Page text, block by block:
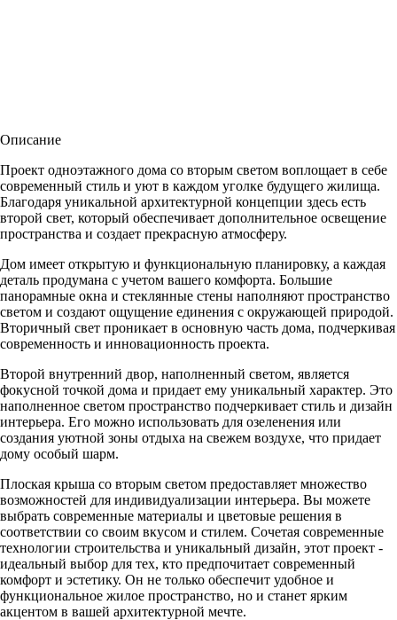
Описание
Проект одноэтажного дома со вторым светом воплощает в себе
современный стиль и уют в каждом уголке будущего жилища.
Благодаря уникальной архитектурной концепции здесь есть
второй свет, который обеспечивает дополнительное освещение
пространства и создает прекрасную атмосферу.
Дом имеет открытую и функциональную планировку, а каждая
деталь продумана с учетом вашего комфорта. Большие
панорамные окна и стеклянные стены наполняют пространство
светом и создают ощущение единения с окружающей природой.
Вторичный свет проникает в основную часть дома, подчеркивая
современность и инновационность проекта.
Второй внутренний двор, наполненный светом, является
фокусной точкой дома и придает ему уникальный характер. Это
наполненное светом пространство подчеркивает стиль и дизайн
интерьера. Его можно использовать для озеленения или
создания уютной зоны отдыха на свежем воздухе, что придает
дому особый шарм.
Плоская крыша со вторым светом предоставляет множество
возможностей для индивидуализации интерьера. Вы можете
выбрать современные материалы и цветовые решения в
соответствии со своим вкусом и стилем. Сочетая современные
технологии строительства и уникальный дизайн, этот проект -
идеальный выбор для тех, кто предпочитает современный
комфорт и эстетику. Он не только обеспечит удобное и
функциональное жилое пространство, но и станет ярким
акцентом в вашей архитектурной мечте.